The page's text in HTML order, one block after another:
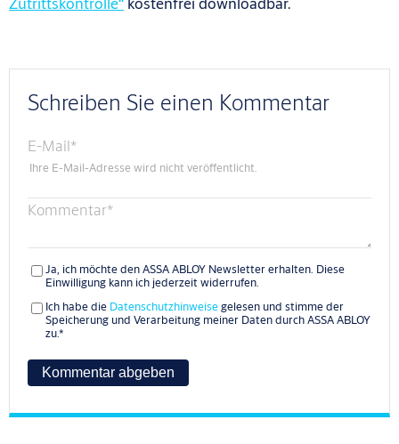
Schreiben Sie einen Kommentar
E-Mail*
Ihre E-Mail-Adresse wird nicht veröffentlicht.
Kommentar*
Ja, ich möchte den ASSA ABLOY Newsletter erhalten. Diese
Einwilligung kann ich jederzeit widerrufen.
Ich habe die Datenschutzhinweisegelesen und stimme der
Speicherung und Verarbeitung meiner Daten durch ASSA ABLOY
zu.*